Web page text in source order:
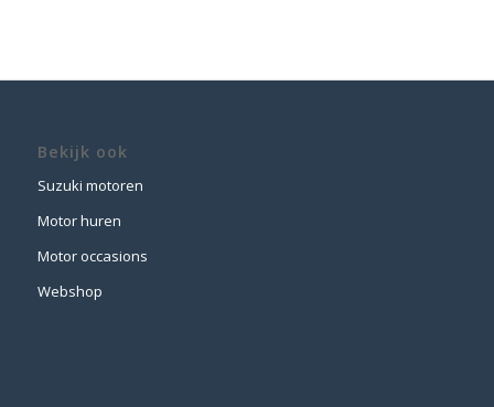
Bekijk ook
Suzuki motoren
Motor huren
Motor occasions
Webshop